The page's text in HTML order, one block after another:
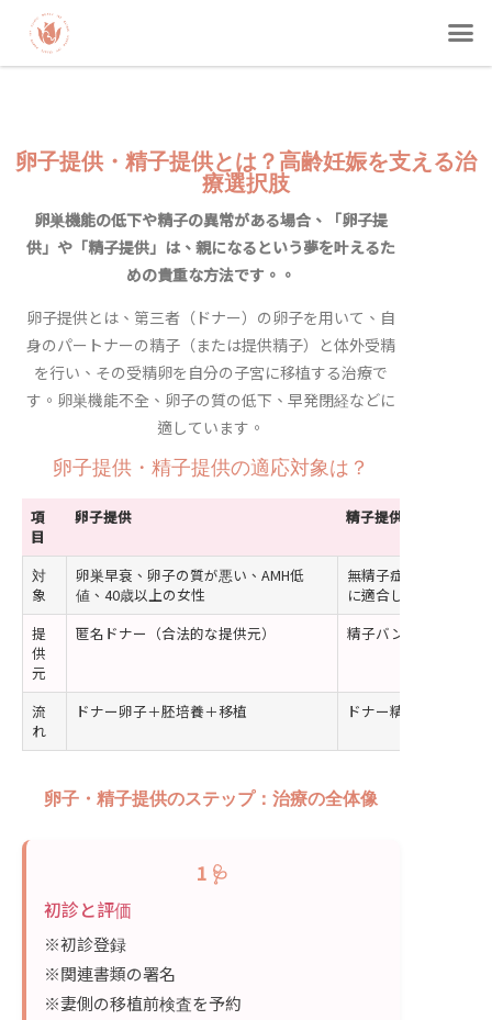
卵子提供・精子提供とは？高齢妊娠を支える治
療選択肢
卵巣機能の低下や精子の異常がある場合、「卵子提
供」や「精子提供」は、親になるという夢を叶えるた
めの貴重な方法です。。
卵子提供とは、第三者（ドナー）の卵子を用いて、自
身のパートナーの精子（または提供精子）と体外受精
を行い、その受精卵を自分の子宮に移植する治療で
す。卵巣機能不全、卵子の質の低下、早発閉経などに
適しています。
卵子提供・精子提供の適応対象は？
項
目
卵子提供 精子提供
対
象
卵巣早衰、卵子の質が悪い、AMH低
値、40歳以上の女性
無精子症、精子の機
に適合していること）
提
供
元
匿名ドナー（合法的な提供元） 精子バンク（審査済
流
れ
ドナー卵子＋胚培養＋移植 ドナー精子＋受精＋
卵子・精子提供のステップ：治療の全体像
1 🩺
初診と評価
※初診登録
※関連書類の署名
※妻側の移植前検査を予約